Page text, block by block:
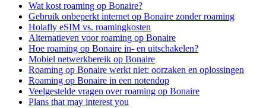
Wat kost roaming op Bonaire?
Gebruik onbeperkt internet op Bonaire zonder roaming
Holafly eSIM vs. roamingkosten
Alternatieven voor roaming op Bonaire
Hoe roaming op Bonaire in- en uitschakelen?
Mobiel netwerkbereik op Bonaire
Roaming op Bonaire werkt niet: oorzaken en oplossingen
Roaming op Bonaire in een notendop
Veelgestelde vragen over roaming op Bonaire
Plans that may interest you